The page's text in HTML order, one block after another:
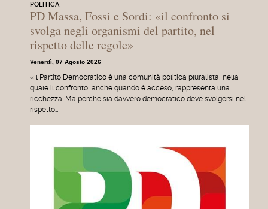
POLITICA
PD Massa, Fossi e Sordi: «il confronto si
svolga negli organismi del partito, nel
rispetto delle regole»
Venerdì, 07 Agosto 2026
«Il Partito Democratico è una comunità politica pluralista, nella
quale il confronto, anche quando è acceso, rappresenta una
ricchezza. Ma perché sia davvero democratico deve svolgersi nel
rispetto…